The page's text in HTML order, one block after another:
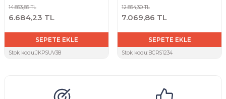
14.853,85 TL
6.684,23 TL
SEPETE EKLE
Stok kodu:JKPSUV38
12.854,30 TL
7.069,86 TL
SEPETE EKLE
Stok kodu:BCRS1234